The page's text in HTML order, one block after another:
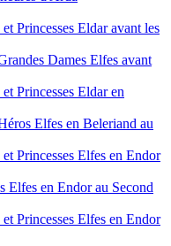
Princesses Eldar avant les
Dames Elfes avant
Princesses Eldar en
Elfes en Beleriand au
Princesses Elfes en Endor
Elfes en Endor au Second
Princesses Elfes en Endor